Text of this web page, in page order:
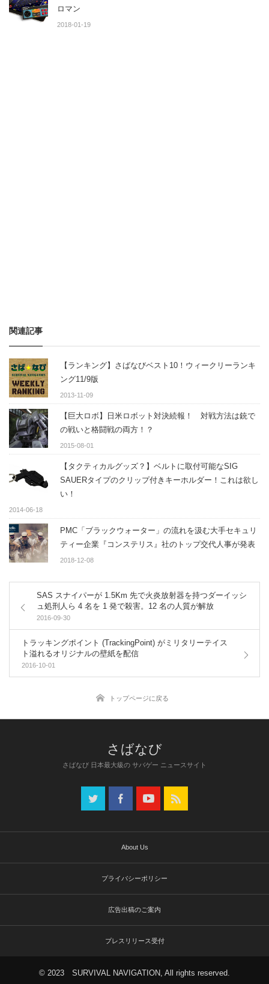
ロマン
2018-01-19
関連記事
【ランキング】さばなびベスト10！ウィークリーランキ
ング11/9版
2013-11-09
【巨大ロボ】日米ロボット対決続報！ 対戦方法は銃で
の戦いと格闘戦の両方！？
2015-08-01
【タクティカルグッズ？】ベルトに取付可能なSIG
SAUERタイプのクリップ付きキーホルダー！これは欲し
い！
2014-06-18
PMC「ブラックウォーター」の流れを汲む大手セキュリ
ティー企業『コンステリス』社のトップ交代人事が発表
2018-12-08
SAS スナイパーが 1.5Km 先で火炎放射器を持つダーイッシ
ュ処刑人ら 4 名を 1 発で殺害。12 名の人質が解放
2016-09-30
トラッキングポイント (TrackingPoint) がミリタリーテイス
ト溢れるオリジナルの壁紙を配信
2016-10-01
トップページに戻る
さばなび 日本最大級の サバゲー ニュースサイト
About Us
プライバシーポリシー
広告出稿のご案内
プレスリリース受付
© 2023 SURVIVAL NAVIGATION, All rights reserved.